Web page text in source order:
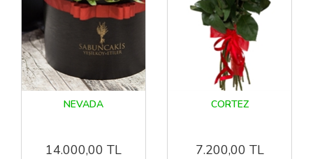
NEVADA
14.000,00 TL
CORTEZ
7.200,00 TL